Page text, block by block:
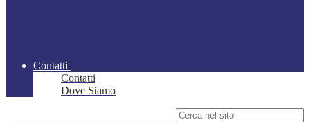
Contatti
Contatti
Dove Siamo